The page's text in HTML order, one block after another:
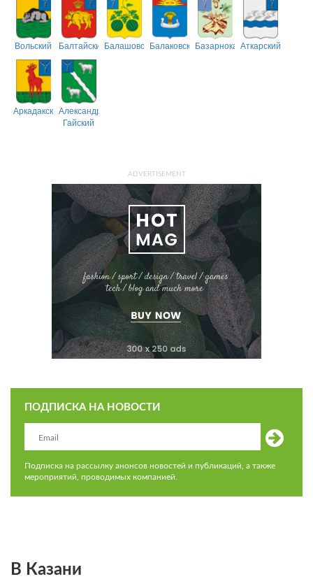
Вольский БалтайскийБалашовскийБалаковскийБазарнокарабулакский
Аткарский
АркадакскийАлександрово-
Гайский
ADVERTISEMENT
ПОДПИСКА НА НОВОСТИ
Подписка на рассылку анонсов новостей и публикаций, а также
мероприятий, проводимых компанией.
В Казани